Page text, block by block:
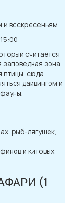
и воскресеньям
считается
зона,
птицы, сюда
дайвингом и
рыб-лягушек,
и китовых
(1